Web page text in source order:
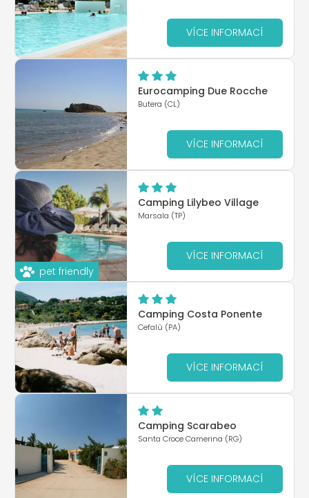
VÍCE INFORMACÍ
Eurocamping Due Rocche
Butera (CL)
VÍCE INFORMACÍ
pet friendly
Camping Lilybeo Village
Marsala (TP)
VÍCE INFORMACÍ
Camping Costa Ponente
Cefalù (PA)
VÍCE INFORMACÍ
Camping Scarabeo
Santa Croce Camerina (RG)
VÍCE INFORMACÍ